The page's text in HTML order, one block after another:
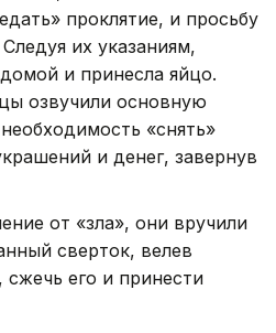
проклятие, и просьбу
их указаниям,
и принесла яйцо.
озвучили основную
«снять»
и денег, завернув
от «зла», они вручили
сверток, велев
его и принести